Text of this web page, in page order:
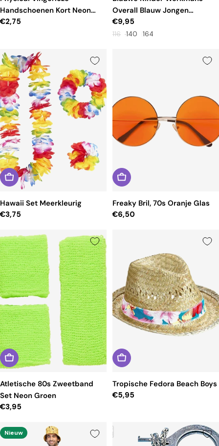
Handschoenen Kort Neon
Roze
Reguliere
€2,75
Overall Blauw Jongen
Kostuum
Reguliere
prijs
€9,95
116 140 164
Hawaii Set Meerkleurig
Reguliere
€3,75
Freaky Bril, 70s Oranje Glas
Reguliere
€6,50
Atletische 80s Zweetband
Set Neon Groen
Reguliere
€3,95
Tropische Fedora Beach Boys
Reguliere
€5,95
Nieuw